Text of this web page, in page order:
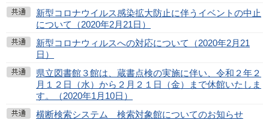
新型コロナウイルス感染拡大防止に伴うイベントの中止
について（2020年2月21日）
新型コロナウィルスへの対応について（2020年2月21
日）
県立図書館３館は、蔵書点検の実施に伴い、令和２年２
月１２日（水）から２月２１日（金）まで休館いたしま
す。（2020年1月10日）
横断検索システム 検索対象館についてのお知らせ